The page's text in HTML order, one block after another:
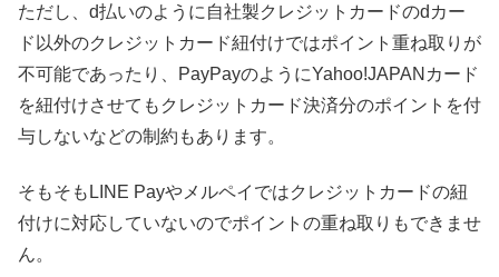
ただし、d払いのように自社製クレジットカードのdカー
ド以外のクレジットカード紐付けではポイント重ね取りが
不可能であったり、PayPayのようにYahoo!JAPANカード
を紐付けさせてもクレジットカード決済分のポイントを付
与しないなどの制約もあります。
そもそもLINE Payやメルペイではクレジットカードの紐
付けに対応していないのでポイントの重ね取りもできませ
ん。